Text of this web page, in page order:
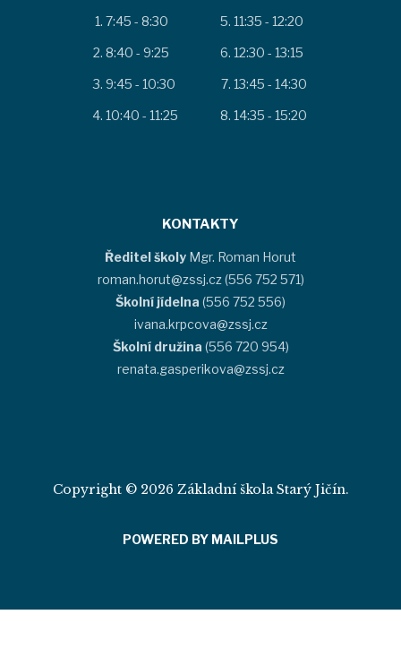
7:45 - 8:30
8:40 - 9:25
9:45 - 10:30
10:40 - 11:25
11:35 - 12:20
12:30 - 13:15
13:45 - 14:30
14:35 - 15:20
KONTAKTY
Ředitel školy Mgr. Roman Horut
roman.horut@zssj.cz (556 752 571)
Školní jídelna (556 752 556)
ivana.krpcova@zssj.cz
Školní družina (556 720 954)
renata.gasperikova@zssj.cz
Copyright © 2026 Základní škola Starý Jičín.
POWERED BY MAILPLUS